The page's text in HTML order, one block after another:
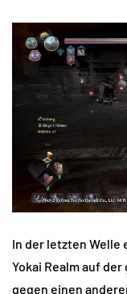
In der letzten Welle
Yokai Realm auf
gegen einen